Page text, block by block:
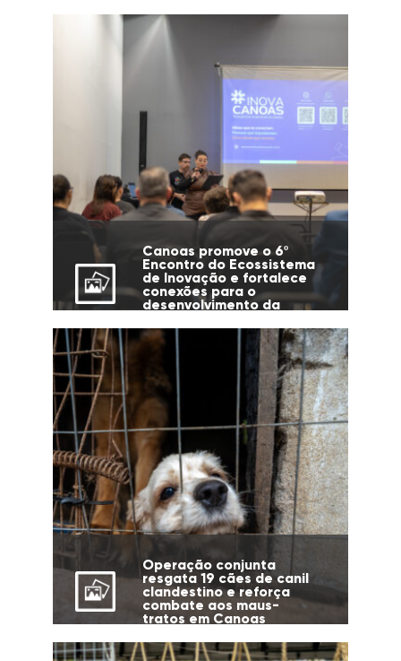
Canoas promove o 6º
Encontro do Ecossistema
de Inovação e fortalece
conexões para o
desenvolvimento da
Operação conjunta
resgata 19 cães de canil
clandestino e reforça
combate aos maus-
tratos em Canoas